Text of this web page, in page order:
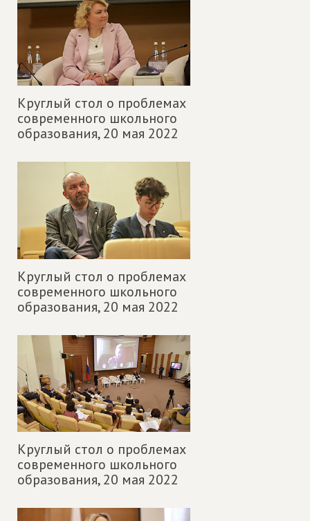
Круглый стол о проблемах
современного школьного
образования,20 мая 2022
Круглый стол о проблемах
современного школьного
образования,20 мая 2022
Круглый стол о проблемах
современного школьного
образования,20 мая 2022